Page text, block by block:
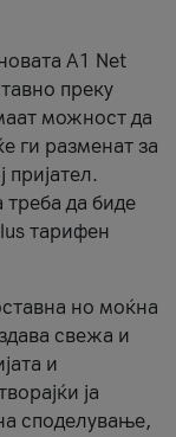
А1 Net
преку
можност да
ги разменат за
пријател.
треба да биде
тарифен
но моќна
свежа и
и
ја
споделување,